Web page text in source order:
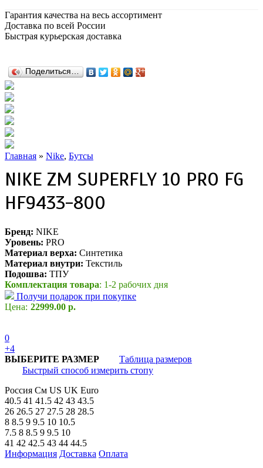
Гарантия качества на весь ассортимент
Доставка по всей России
Быстрая курьерская доставка
Поделиться…
Главная » Nike, Бутсы
NIKE ZM SUPERFLY 10 PRO FG
HF9433-800
Бренд: NIKE
Уровень: PRO
Материал верха: Синтетика
Материал внутри: Текстиль
Подошва: ТПУ
Комплектация товара: 1-2 рабочих дня
Получи подарок при покупке
Цена: 22999.00 р.
0
+4
ВЫБЕРИТЕ РАЗМЕР
Таблица размеров
Быстрый способ измерить стопу
Россия См US UK Euro
40.5 41 41.5 42 43 43.5
26 26.5 27 27.5 28 28.5
8 8.5 9 9.5 10 10.5
7.5 8 8.5 9 9.5 10
41 42 42.5 43 44 44.5
Информация Доставка Оплата